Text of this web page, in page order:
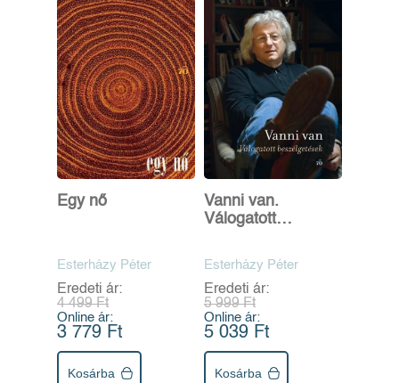
Egy nő
Esterházy Péter
Eredeti ár:
4 499 Ft
Online ár:
3 779 Ft
Kosárba
Vanni van.
Válogatott
Esterházy Péter
Eredeti ár:
5 999 Ft
Online ár:
5 039 Ft
Kosárba